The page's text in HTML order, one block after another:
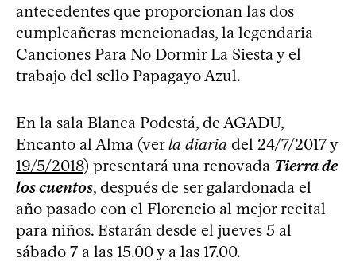
antecedentes que proporcionan las dos
cumpleañeras mencionadas, la legendaria
Canciones Para No Dormir La Siesta y el
trabajo del sello Papagayo Azul.
En la sala Blanca Podestá, de AGADU,
Encanto al Alma (verla diaria del 24/7/2017 y
19/5/2018) presentará una renovada Tierra de
los cuentos, después de ser galardonada el
año pasado con el Florencio al mejor recital
para niños. Estarán desde el jueves 5 al
sábado 7 a las 15.00 y a las 17.00.